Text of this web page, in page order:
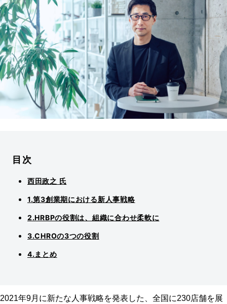
目次
西田政之 氏
1.第3創業期における新人事戦略
2.HRBPの役割は、組織に合わせ柔軟に
3.CHROの3つの役割
4.まとめ
2021年9月に新たな人事戦略を発表した、全国に230店舗を展